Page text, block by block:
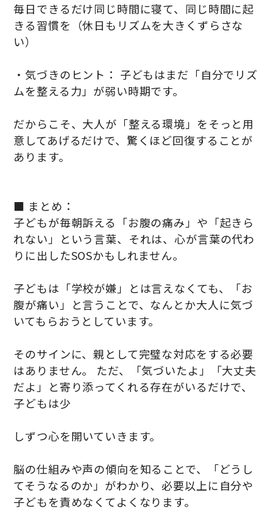
毎日できるだけ同じ時間に寝て、同じ時間に起
きる習慣を（休日もリズムを大きくずらさな
い）
・気づきのヒント： 子どもはまだ「自分でリズ
ムを整える力」が弱い時期です。
だからこそ、大人が「整える環境」をそっと用
意してあげるだけで、驚くほど回復することが
あります。
■ まとめ：
子どもが毎朝訴える「お腹の痛み」や「起きら
れない」という言葉、それは、心が言葉の代わ
りに出したSOSかもしれません。
子どもは「学校が嫌」とは言えなくても、「お
腹が痛い」と言うことで、なんとか大人に気づ
いてもらおうとしています。
そのサインに、親として完璧な対応をする必要
はありません。 ただ、「気づいたよ」「大丈夫
だよ」と寄り添ってくれる存在がいるだけで、
子どもは少
しずつ心を開いていきます。
脳の仕組みや声の傾向を知ることで、「どうし
てそうなるのか」がわかり、必要以上に自分や
子どもを責めなくてよくなります。